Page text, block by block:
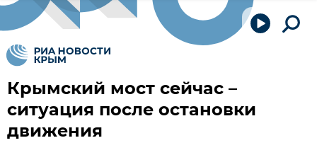
Крымский мост сейчас –
ситуация после остановки
движения